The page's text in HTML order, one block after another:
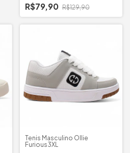
R$79,90 R$129,90
Tenis Masculino Ollie
Furious3XL